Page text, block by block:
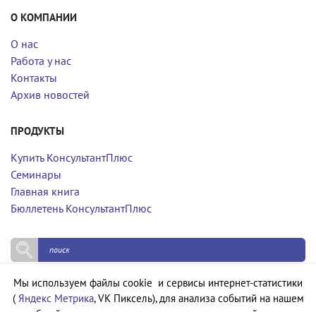
О КОМПАНИИ
О нас
Работа у нас
Контакты
Архив новостей
ПРОДУКТЫ
Купить КонсультантПлюс
Семинары
Главная книга
Бюллетень КонсультантПлюс
Политика конфиденциальности
Политика обработки персональных данных
Мы используем файлы cookie и сервисы интернет-статистики
( Яндекс Метрика, VK Пиксель), для анализа событий на нашем